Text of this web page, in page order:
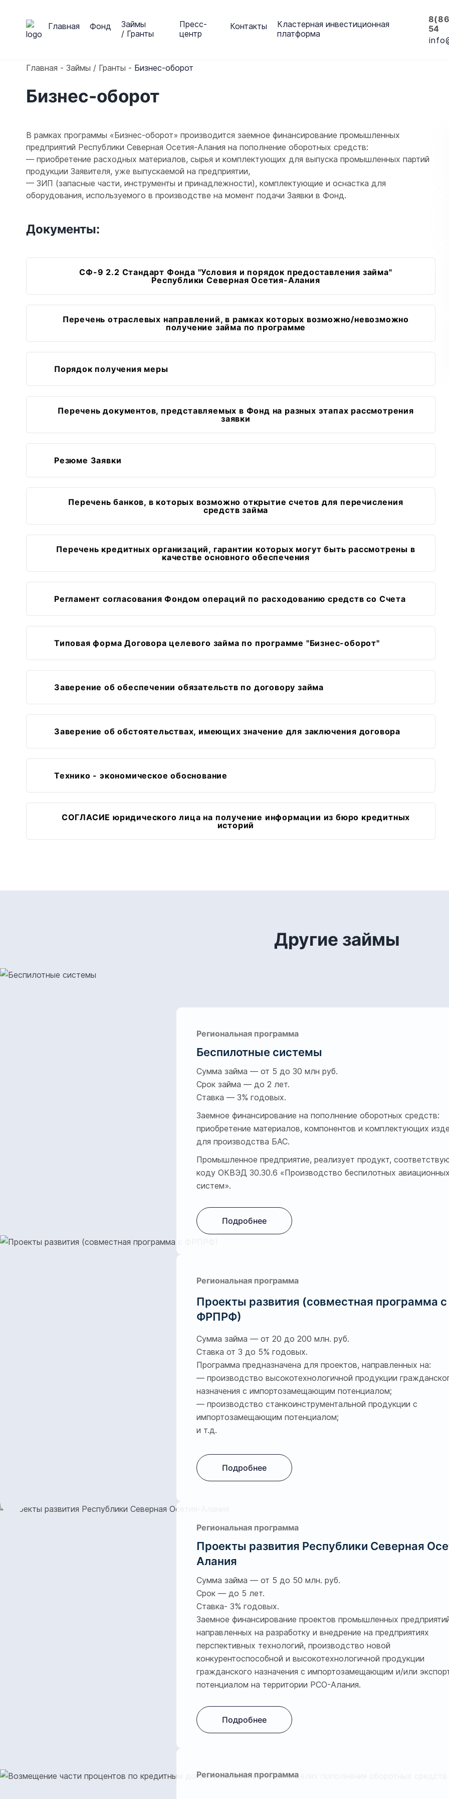
Главная Фонд
Займы
/ Гранты
Пресс-
центр
Контакты
Кластерная инвестиционная
платформа
54
Главная Займы / Гранты Бизнес-оборот
Бизнес-оборот
В рамках программы «Бизнес-оборот» производится заемное финансирование промышленных
предприятий Республики Северная Осетия-Алания на пополнение оборотных средств:
— приобретение расходных материалов, сырья и комплектующих для выпуска промышленных партий
продукции Заявителя, уже выпускаемой на предприятии,
— ЗИП (запасные части, инструменты и принадлежности), комплектующие и оснастка для
оборудования, используемого в производстве на момент подачи Заявки в Фонд.
Документы:
СФ-9 2.2 Стандарт Фонда "Условия и порядок предоставления займа"
Республики Северная Осетия-Алания
Перечень отраслевых направлений, в рамках которых возможно/невозможно
получение займа по программе
Порядок получения меры
Перечень документов, представляемых в Фонд на разных этапах рассмотрения
заявки
Резюме Заявки
Перечень банков, в которых возможно открытие счетов для перечисления
средств займа
Перечень кредитных организаций, гарантии которых могут быть рассмотрены в
качестве основного обеспечения
Регламент согласования Фондом операций по расходованию средств со Счета
Типовая форма Договора целевого займа по программе "Бизнес-оборот"
Заверение об обеспечении обязательств по договору займа
Заверение об обстоятельствах, имеющих значение для заключения договора
Технико - экономическое обоснование
СОГЛАСИЕ юридического лица на получение информации из бюро кредитных
историй
Другие займы
Региональная программа
Беспилотные системы
Сумма займа — от 5 до 30 млн руб.
Срок займа — до 2 лет.
Ставка — 3% годовых.
Заемное финансирование на пополнение оборотных средств:
приобретение материалов, компонентов и комплектующих
для производства БАС.
Промышленное предприятие, реализует продукт,
коду ОКВЭД 30.30.6 «Производство беспилотных авиационных
систем».
Подробнее
Региональная программа
Проекты развития (совместная программа с
ФРПРФ)
Cумма займа — от 20 до 200 млн. руб.
Ставка от 3 до 5% годовых.
Программа предназначена для проектов, направленных на:
— производство высокотехнологичной продукции
назначения с импортозамещающим потенциалом;
— производство станкоинструментальной продукции с
импортозамещающим потенциалом;
и т.д.
Подробнее
Региональная программа
Проекты развития Республики Северная
Алания
Cумма займа — от 5 до 50 млн. руб.
Срок — до 5 лет.
Ставка- 3% годовых.
Заемное финансирование проектов промышленных
направленных на разработку и внедрение на предприятиях
перспективных технологий, производство новой
конкурентоспособной и высокотехнологичной продукции
гражданского назначения с импортозамещающим и/или
потенциалом на территории РСО-Алания.
Подробнее
Региональная программа